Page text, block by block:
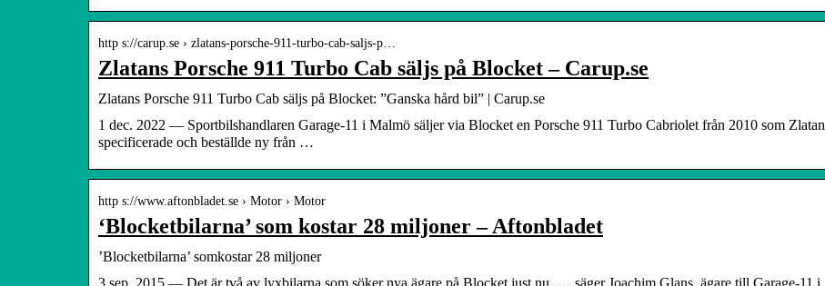
http s://carup.se › zlatans-porsche-911-turbo-cab-saljs-p…
Zlatans Porsche 911 Turbo Cab säljs på Blocket – Carup.se
Zlatans Porsche 911 Turbo Cab säljs på Blocket: ”Ganska hård bil” | Carup.se
1 dec. 2022 — Sportbilshandlaren Garage-11 i Malmö säljer via Blocket en Porsche 911 Turbo Cabriolet från 2010 som Zlatan
specificerade och beställde ny från …
http s://www.aftonbladet.se › Motor › Motor
‘Blocketbilarna’ som kostar 28 miljoner – Aftonbladet
’Blocketbilarna’ somkostar 28 miljoner
3 sep. 2015 — Det är två av lyxbilarna som söker nya ägare på Blocket just nu. … säger Joachim Glans, ägare till Garage-11 i